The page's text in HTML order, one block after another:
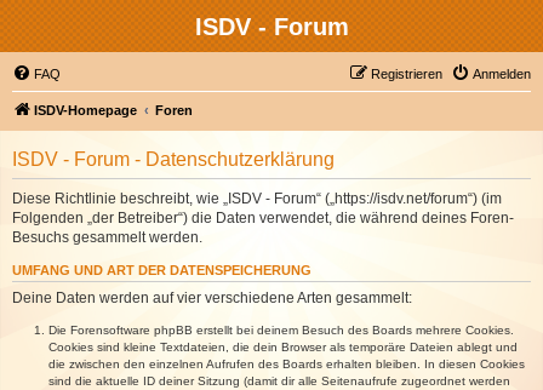
ISDV - Forum
FAQ Anmelden
Registrieren
ISDV-Homepage Foren
ISDV - Forum - Datenschutzerklärung
Diese Richtlinie beschreibt, wie „ISDV - Forum“ („https://isdv.net/forum“) (im
Folgenden „der Betreiber“) die Daten verwendet, die während deines Foren-
Besuchs gesammelt werden.
UMFANG UND ART DER DATENSPEICHERUNG
Deine Daten werden auf vier verschiedene Arten gesammelt:
Die Forensoftware phpBB erstellt bei deinem Besuch des Boards mehrere Cookies.
Cookies sind kleine Textdateien, die dein Browser als temporäre Dateien ablegt und
die zwischen den einzelnen Aufrufen des Boards erhalten bleiben. In diesen Cookies
sind die aktuelle ID deiner Sitzung (damit dir alle Seitenaufrufe zugeordnet werden